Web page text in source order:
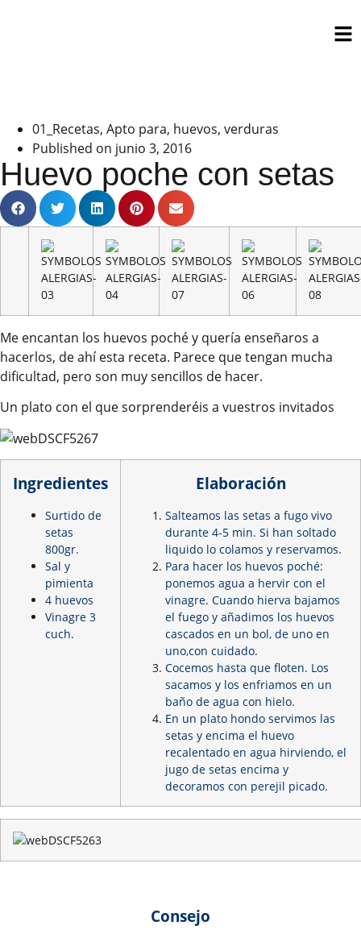
01_Recetas, Apto para, huevos, verduras
Published on junio 3, 2016
Huevo poche con setas
Me encantan los huevos poché y quería enseñaros a
hacerlos, de ahí esta receta. Parece que tengan mucha
dificultad, pero son muy sencillos de hacer.
Un plato con el que sorprenderéis a vuestros invitados
Ingredientes
Surtido de
setas
800gr.
Sal y
pimienta
4 huevos
Vinagre 3
cuch.
Elaboración
Salteamos las setas a fugo vivo
durante 4-5 min. Si han soltado
liquido lo colamos y reservamos.
Para hacer los huevos poché:
ponemos agua a hervir con el
vinagre. Cuando hierva bajamos
el fuego y añadimos los huevos
cascados en un bol, de uno en
uno,con cuidado.
Cocemos hasta que floten. Los
sacamos y los enfriamos en un
baño de agua con hielo.
En un plato hondo servimos las
setas y encima el huevo
recalentado en agua hirviendo, el
jugo de setas encima y
decoramos con perejil picado.
Consejo